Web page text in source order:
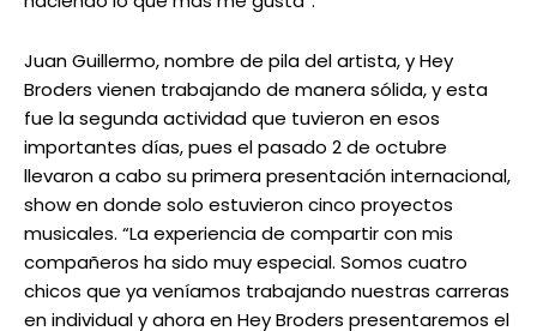
Juan Guillermo, nombre de pila del artista, y Hey
Broders vienen trabajando de manera sólida, y esta
fue la segunda actividad que tuvieron en esos
importantes días, pues el pasado 2 de octubre
llevaron a cabo su primera presentación internacional,
show en donde solo estuvieron cinco proyectos
musicales. “La experiencia de compartir con mis
compañeros ha sido muy especial. Somos cuatro
chicos que ya veníamos trabajando nuestras carreras
en individual y ahora en Hey Broders presentaremos el